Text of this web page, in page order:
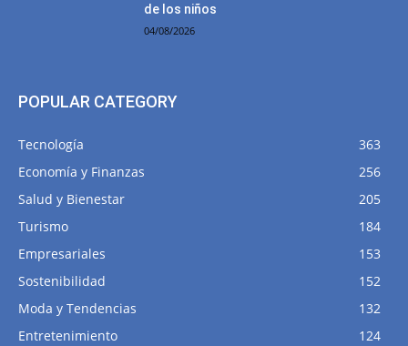
de los niños
04/08/2026
POPULAR CATEGORY
Tecnología
363
Economía y Finanzas
256
Salud y Bienestar
205
Turismo
184
Empresariales
153
Sostenibilidad
152
Moda y Tendencias
132
Entretenimiento
124